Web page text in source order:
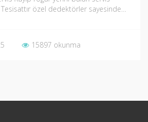
özel dedektörler sayesinde…
15897 okunma